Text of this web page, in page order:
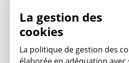
La gestion des
cookies
La politique de gestion des